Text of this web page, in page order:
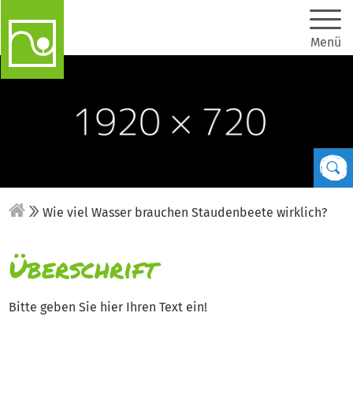
Menü
Wie viel Wasser brauchen Staudenbeete wirklich?
Überschrift
Bitte geben Sie hier Ihren Text ein!